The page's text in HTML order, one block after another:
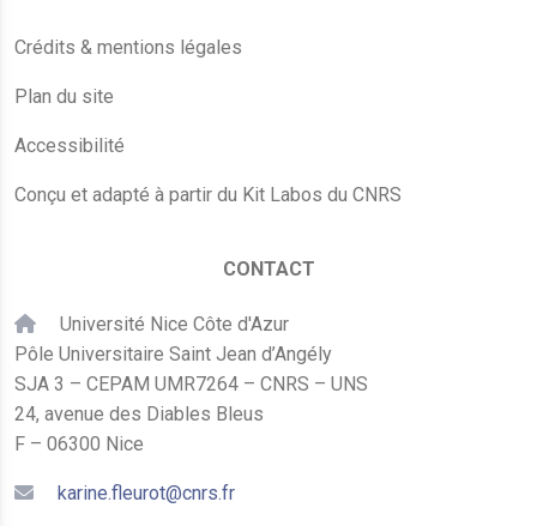
Crédits & mentions légales
Plan du site
Accessibilité
Conçu et adapté à partir du Kit Labos du CNRS
CONTACT
Université Nice Côte d'Azur
Pôle Universitaire Saint Jean d’Angély
SJA 3 – CEPAM UMR7264 – CNRS – UNS
24, avenue des Diables Bleus
F – 06300 Nice
karine.fleurot@cnrs.fr